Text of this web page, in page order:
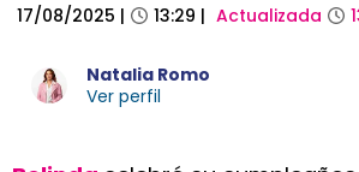
17/08/2025 | 13:29 | Actualizada
Natalia Romo
Ver perfil